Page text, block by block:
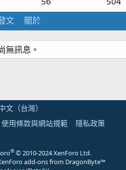
文 關於
無訊息。
文（台灣）
使用條款與網站規範
隱私政策
® © 2010-2024 XenForo Ltd.
add-ons from DragonByte™